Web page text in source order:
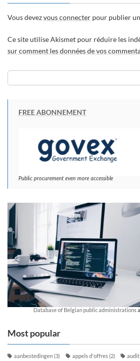
Vous devezvous connecter pour publier
Ce site utilise Akismet pour réduire les
sur comment les données de vos
FREE ABONNEMENT
Public procurement even more accessible
Database of Belgian public administrations
Most popular
aanbestedingen(3) appels d'offres(2) audit